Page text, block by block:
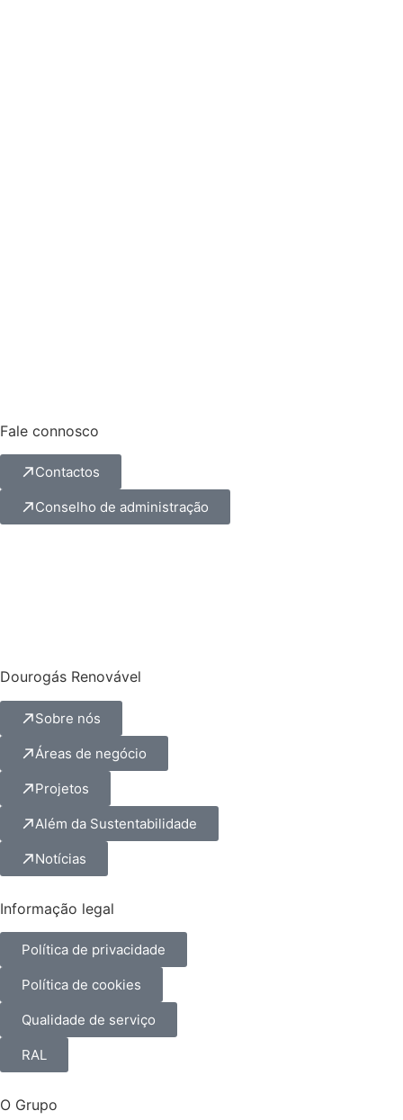
Fale connosco
Contactos
Conselho de administração
Dourogás Renovável
Sobre nós
Áreas de negócio
Projetos
Além da Sustentabilidade
Notícias
Informação legal
Política de privacidade
Política de cookies
Qualidade de serviço
RAL
O Grupo